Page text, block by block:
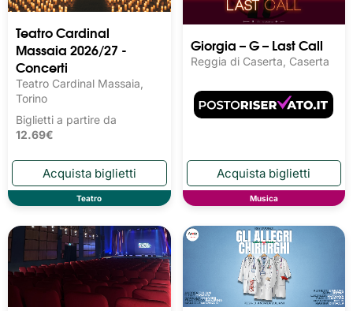
Teatro Cardinal
Massaia 2026/27 -
Concerti
Teatro Cardinal Massaia,
Torino
Biglietti a partire da
12.69€
Teatro
Giorgia – G – Last Call
Reggia di Caserta, Caserta
Musica